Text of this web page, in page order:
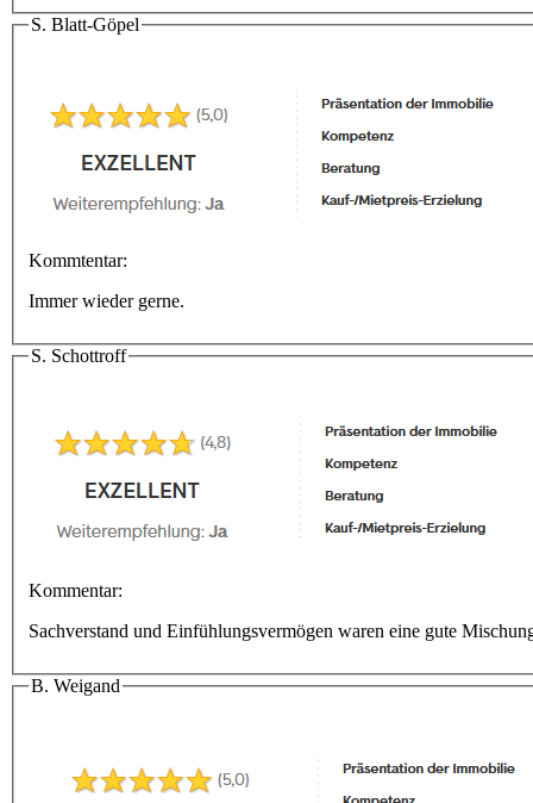
S. Blatt-Göpel
Kommtentar:
Immer wieder gerne.
S. Schottroff
Kommentar:
Sachverstand und Einfühlungsvermögen waren eine gute
B. Weigand